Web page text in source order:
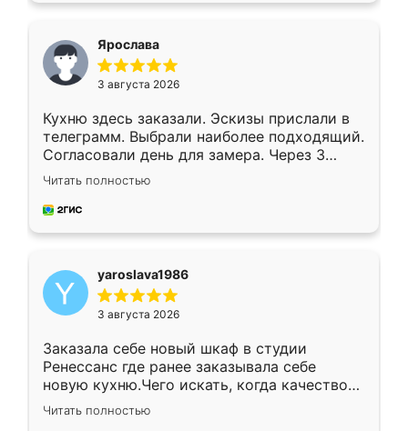
Ярослава
3 августа 2026
Кухню здесь заказали. Эскизы прислали в
телеграмм. Выбрали наиболее подходящий.
Согласовали день для замера. Через 3
недели кухня была уже готова. Остались
довольны работой. Спасибо Ренессанс
мебель за качественную работу!
Читать полностью
yaroslava1986
3 августа 2026
Заказала себе новый шкаф в студии
Ренессанс где ранее заказывала себе
новую кухню.Чего искать, когда качеством
вполне довольна. Служит кухня уже почти
два года, нареканий нет.
Читать полностью